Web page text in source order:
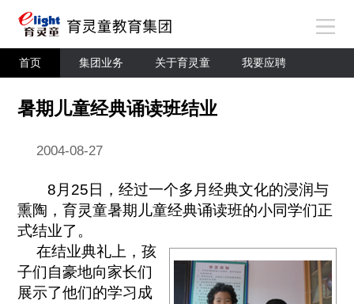
首页 集团业务 关于育灵童 我要应聘
暑期儿童经典诵读班结业
2004-08-27
8月25日，经过一个多月经典文化的浸润与
熏陶，育灵童暑期儿童经典诵读班的小同学们正
式结业了。
在结业典礼上，孩
子们自豪地向家长们
展示了他们的学习成